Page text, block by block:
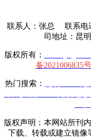
联系人：张总 联系电
司地址：昆
版权所有：
备2021006835
热门搜索：
版权声明：本网站所刊
下载、转载或建立镜像